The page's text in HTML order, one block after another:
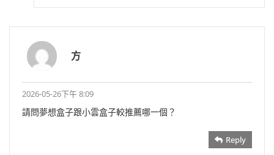
方
2026-05-26下午 8:09
請問夢想盒子跟小雲盒子較推薦哪一個？
Reply